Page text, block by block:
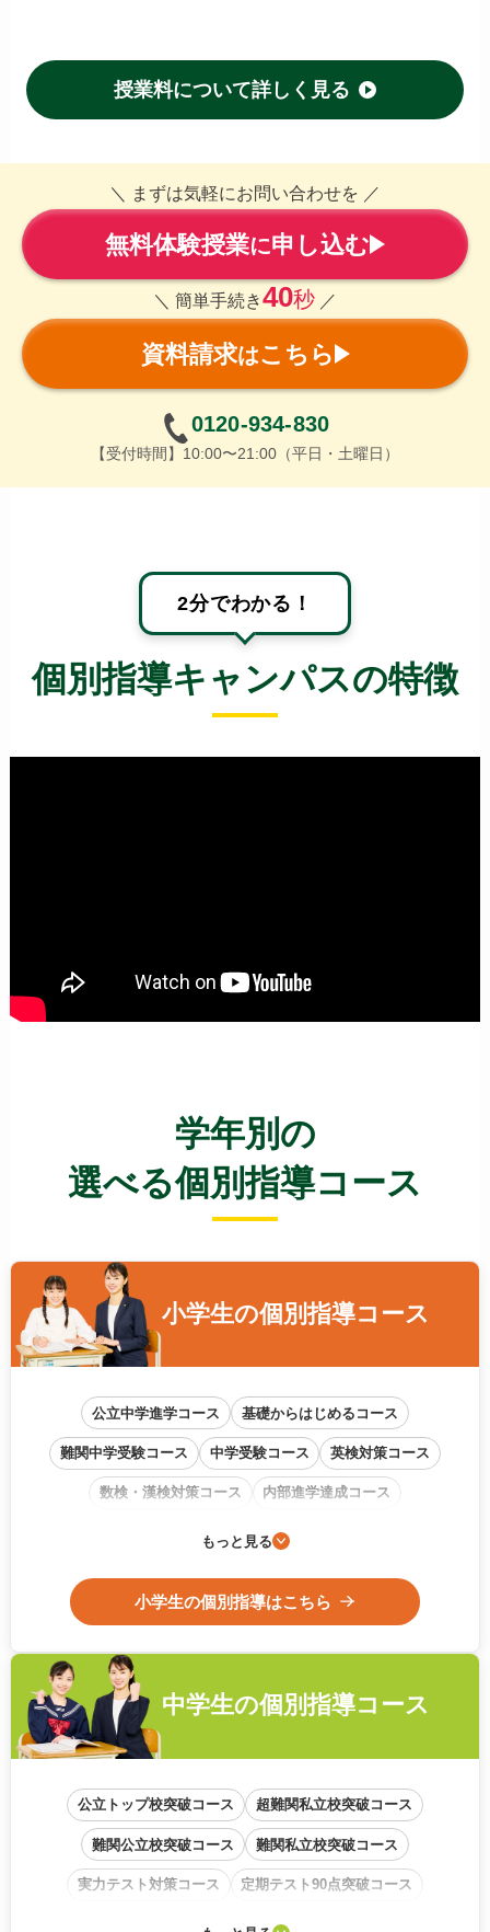
授業料について詳しく見る
＼ まずは気軽にお問い合わせを ／
無料体験授業に申し込む
＼ 簡単手続き40秒 ／
資料請求はこちら
0120-934-830
【受付時間】10:00〜21:00（平日・土曜日）
2分でわかる！
個別指導キャンパスの特徴
学年別の
選べる個別指導コース
小学生の個別指導コース
公立中学進学コース 基礎からはじめるコース
難関中学受験コース 中学受験コース 英検対策コース
数検・漢検対策コース 内部進学達成コース
通信教育フォローアップコース
もっと見る
小学生の個別指導はこちら
中学生の個別指導コース
公立トップ校突破コース 超難関私立校突破コース
難関公立校突破コース 難関私立校突破コース
実力テスト対策コース 定期テスト90点突破コース
学校内容準拠コース 基礎から始めるコース